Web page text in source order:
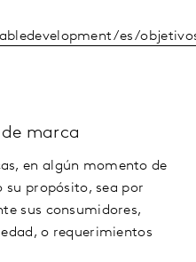
es/
marca
en algún momento de
su propósito, sea por
sus consumidores,
o requerimientos